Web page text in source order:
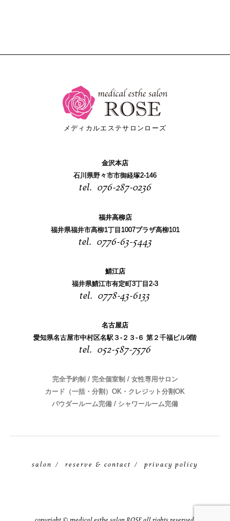
メディカルエステサロンローズ
金沢本店
石川県野々市市御経塚2-146
076-287-0236
福井高柳店
福井県福井市高柳1丁目1007プラザ高柳101
0776-63-5443
鯖江店
福井県鯖江市有定町3丁目2-3
0778-43-6133
名古屋店
愛知県名古屋市中村区名駅３-２３-６ 第２千福ビル9階
052-587-7576
完全予約制 / 完全個室制 / 女性専用サロン
カード（一括・分割）OK・クレジット分割OK
パウダールーム完備 / シャワールーム完備
salon reserve & contact privacy policy